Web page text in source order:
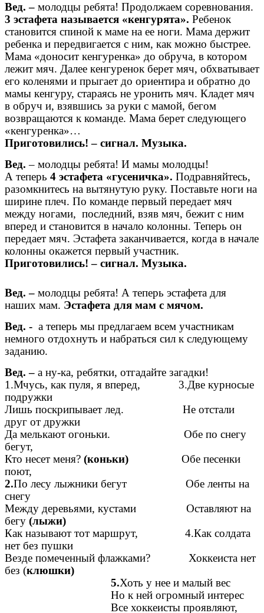
Вед. – молодцы ребята! Продолжаем соревнования.
3 эстафета называется «кенгурята». Ребенок
становится спиной к маме на ее ноги. Мама держит
ребенка и передвигается с ним, как можно быстрее.
Мама «доносит кенгуренка» до обруча, в котором
лежит мяч. Далее кенгуренок берет мяч, обхватывает
его коленями и прыгает до ориентира и обратно до
мамы кенгуру, стараясь не уронить мяч. Кладет мяч
в обруч и, взявшись за руки с мамой, бегом
возвращаются к команде. Мама берет следующего
«кенгуренка»…
Приготовились! – сигнал. Музыка.
Вед.– молодцы ребята! И мамы молодцы!
А теперь 4 эстафета «гусеничка». Подравняйтесь,
разомкнитесь на вытянутую руку. Поставьте ноги на
ширине плеч. По команде первый передает мяч
между ногами, последний, взяв мяч, бежит с ним
вперед и становится в начало колонны. Теперь он
передает мяч. Эстафета заканчивается, когда в начале
колонны окажется первый участник.
Приготовились! – сигнал. Музыка.
Вед. – молодцы ребята! А теперь эстафета для
наших мам. Эстафета для мам с мячом.
Вед. - а теперь мы предлагаем всем участникам
немного отдохнуть и набраться сил к следующему
заданию.
Вед. – а ну-ка, ребятки, отгадайте загадки!
1.Мчусь, как пуля, я вперед, 3.Две курносые
подружки
Лишь поскрипывает лед. Не отстали
друг от дружки
Да мелькают огоньки. Обе по снегу
бегут,
Кто несет меня? (коньки) Обе песенки
поют,
2.По лесу лыжники бегут Обе ленты на
снегу
Между деревьями, кустами Оставляют на
бегу (лыжи)
Как называют тот маршрут, 4.Как солдата
нет без пушки
Везде помеченный флажками? Хоккеиста нет
без (клюшки)
5.Хоть у нее и малый вес
Но к ней огромный интерес
Все хоккеисты проявляют,